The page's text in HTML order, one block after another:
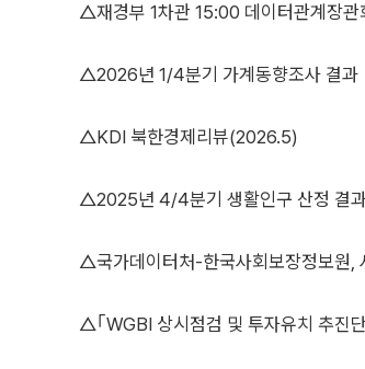
△재경부 1차관 15:00 데이터관계장
△2026년 1/4분기 가계동향조사 결과
△KDI 북한경제리뷰(2026.5)
△2025년 4/4분기 생활인구 산정 결
△국가데이터처-한국사회보장정보원,
△｢WGBI 상시점검 및 투자유치 추진